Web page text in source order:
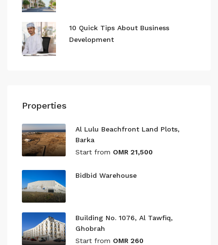
10 Quick Tips About Business
Development
Properties
Al Lulu Beachfront Land Plots,
Barka
Start from OMR 21,500
Bidbid Warehouse
Building No. 1076, Al Tawfiq,
Ghobrah
Start from OMR 260